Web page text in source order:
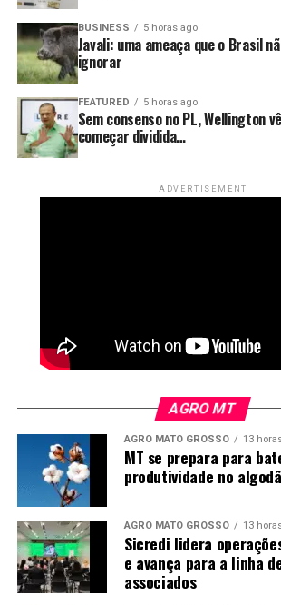
BUSINESS 5 horas ago
Javali: uma ameaça que o Brasil
ignorar
FEATURED 5 horas ago
Sem consenso no PL, Wellington
começar dividida…
ADVERTISEMENT
AGRO MT
AGRO MATO GROSSO 13
MT se prepara para
produtividade no
AGRO MATO GROSSO 13
Sicredi lidera
e avança para a linha
associados